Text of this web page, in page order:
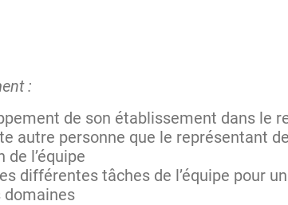
:
de son établissement dans le
autre personne que le représentant
de l’équipe
différentes tâches de l’équipe pour
domaines